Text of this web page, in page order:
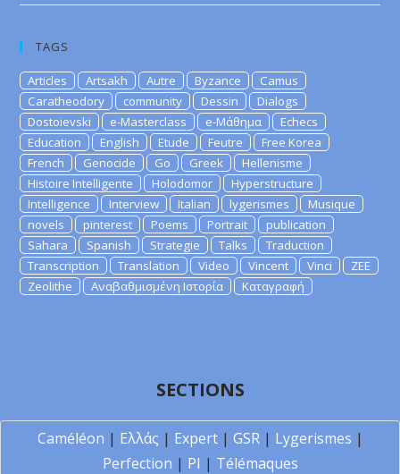
TAGS
Articles Artsakh Autre Byzance
Camus
Caratheodory
community Dessin
Dialogs
Dostoievski
e-Masterclass e-Μάθημα
Echecs
Education
English Etude Feutre
Free Korea
French
Genocide Go Greek
Hellenisme
Histoire Intelligente
Holodomor
Hyperstructure
Intelligence
Interview Italian lygerismes
Musique
novels
pinterest Poems Portrait
publication
Sahara
Spanish Strategie Talks
Traduction
Transcription
Translation Video Vincent Vinci
ZEE
Zeolithe
Αναβαθμισμένη Ιστορία Καταγραφή
SECTIONS
Caméléon | Ελλάς | Expert| GSR| Lygerismes |
Perfection | PI | Télémaques